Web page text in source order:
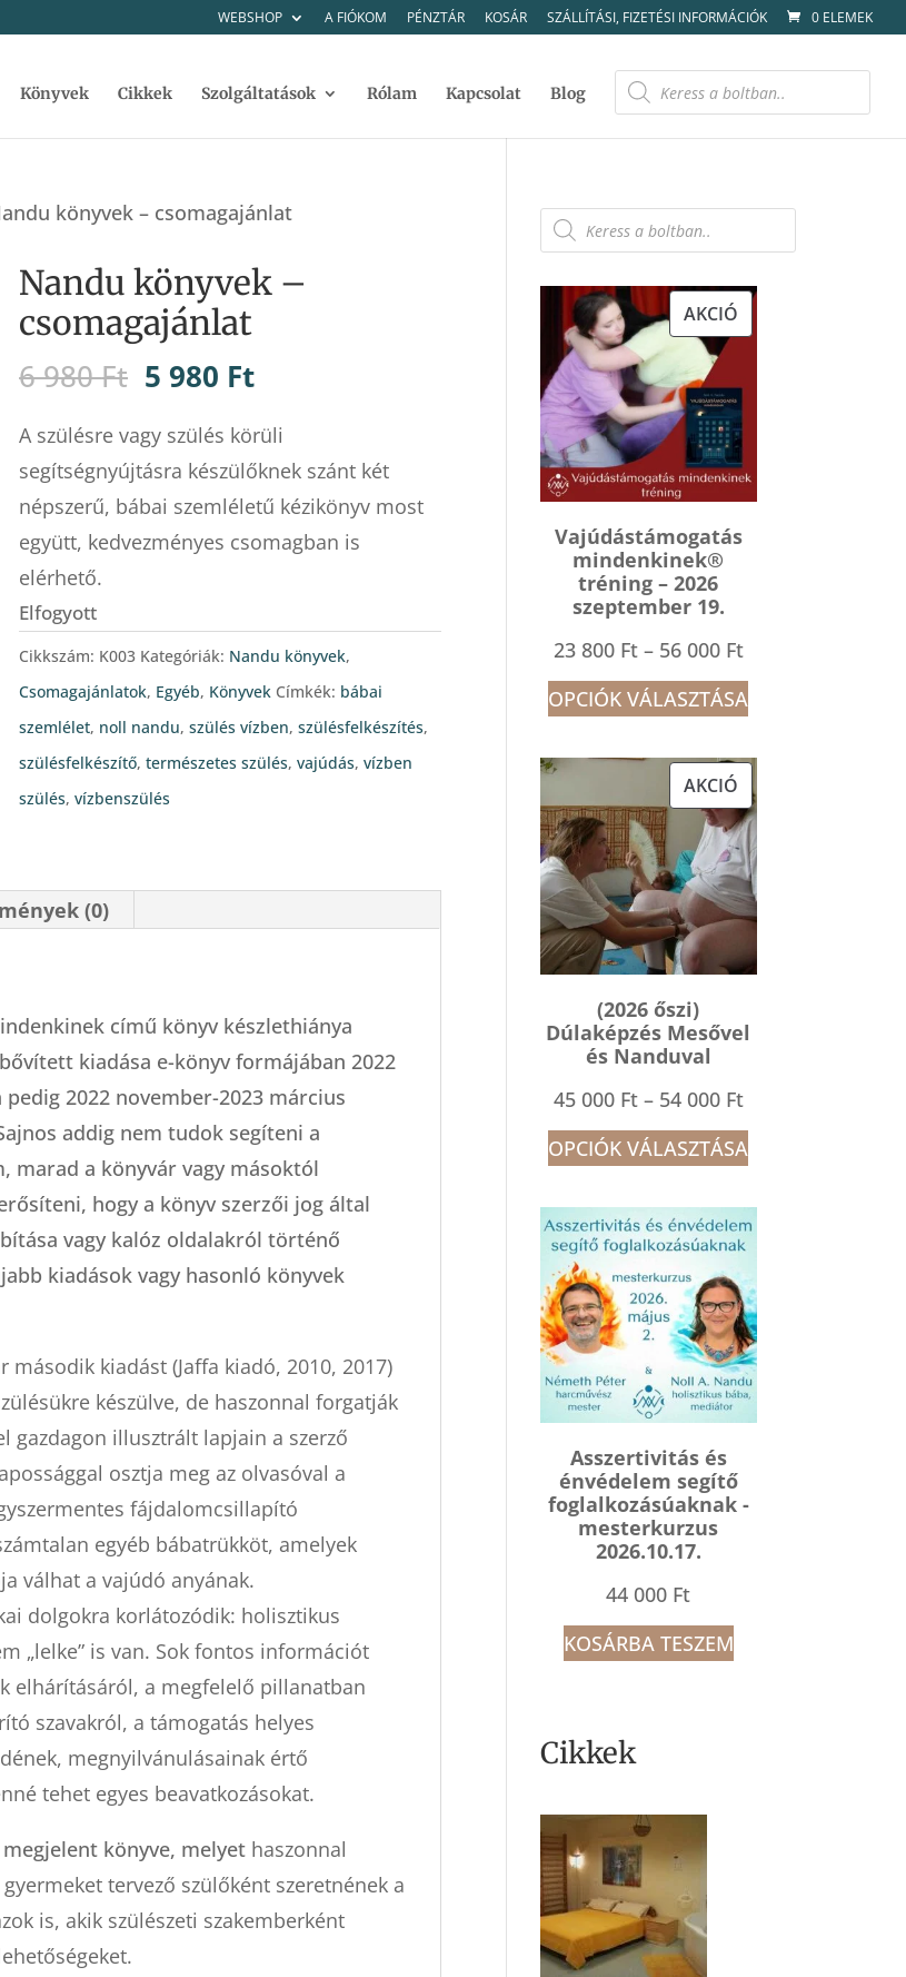
WEBSHOP A FIÓKOM PÉNZTÁR KOSÁR SZÁLLÍTÁSI, FIZETÉSI INFORMÁCIÓK 0 ELEMEK
Könyvek Cikkek Szolgáltatások Rólam Kapcsolat Blog
Products
search
könyvek – csomagajánlat
Nandu könyvek –
csomagajánlat
6 980Ft Original
was:
6
980 Ft.
5 980 FtCurrent
is:
5
980 Ft.
A szülésre vagy szülés körüli
segítségnyújtásra készülőknek szánt két
népszerű, bábai szemléletű kézikönyv most
együtt, kedvezményes csomagban is
elérhető.
Elfogyott
Cikkszám: K003 Kategóriák: Nandu könyvek,
Csomagajánlatok, Egyéb, Könyvek Címkék: bábai
szemlélet, noll nandu,szülés vízben,szülésfelkészítés,
szülésfelkészítő,természetes szülés,vajúdás,vízben
szülés,vízbenszülés
(0)
című könyv készlethiánya
kiadása e-könyv formájában 2022
2022 november-2023 március
addig nem tudok segíteni a
marad a könyvár vagy másoktól
hogy a könyv szerzői jog által
vagy kalóz oldalakról történő
kiadások vagy hasonló könyvek
második kiadást (Jaffa kiadó, 2010, 2017)
készülve, de haszonnal forgatják
gazdagon illusztrált lapjain a szerző
osztja meg az olvasóval a
fájdalomcsillapító
egyéb bábatrükköt, amelyek
válhat a vajúdó anyának.
dolgokra korlátozódik: holisztikus
„lelke” is van. Sok fontos információt
elhárításáról, a megfelelő pillanatban
szavakról, a támogatás helyes
megnyilvánulásainak értő
tehet egyes beavatkozásokat.
könyve, melyet haszonnal
tervező szülőként szeretnének a
is, akik szülészeti szakemberként
Products
search
AKCIÓAKCIÓS
Vajúdástámogatás
mindenkinek®
tréning – 2026
szeptember 19.
23 800 Ft – 56 000 FtÁrtartomány:
23
800 Ft
-
56
000 Ft
OPCIÓK VÁLASZTÁSA
AKCIÓAKCIÓS
TERMÉK
(2026 őszi)
Dúlaképzés Mesővel
és Nanduval
45 000 Ft – 54 000 FtÁrtartomány:
45
000 Ft
-
54
000 Ft
OPCIÓK VÁLASZTÁSA
Asszertivitás és
énvédelem segítő
foglalkozásúaknak -
mesterkurzus
2026.10.17.
44 000 Ft
KOSÁRBA TESZEM
Cikkek